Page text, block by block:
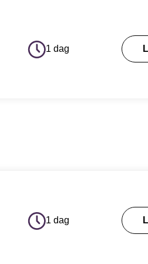
1 dag
1 dag